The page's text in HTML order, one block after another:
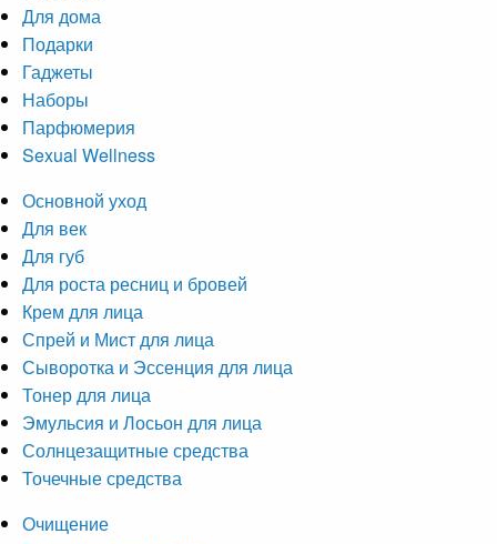
Для дома
Подарки
Гаджеты
Наборы
Парфюмерия
Sexual Wellness
Основной уход
Для век
Для губ
Для роста ресниц и бровей
Крем для лица
Спрей и Мист для лица
Сыворотка и Эссенция для лица
Тонер для лица
Эмульсия и Лосьон для лица
Солнцезащитные средства
Точечные средства
Очищение